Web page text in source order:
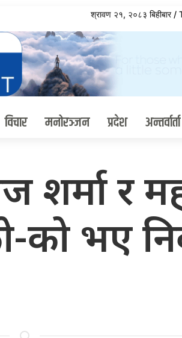
श्रावण २१, २०८३
विचार मनोरञ्जन प्रदेश अन्तर्वार्ता
शर्मा र
भए